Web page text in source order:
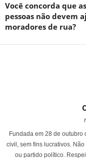
Você concorda que as
pessoas não devem
moradores de rua?
Fundada em 28 de
civil, sem fins lucrativos.
ou partido político.